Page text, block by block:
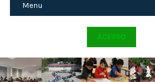
Menu
ACESSO